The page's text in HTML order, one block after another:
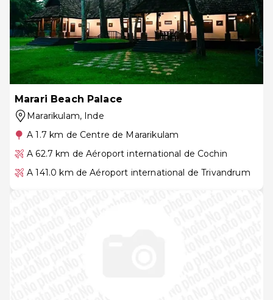
Marari Beach Palace
Mararikulam, Inde
A 1.7 km de Centre de Mararikulam
A 62.7 km de Aéroport international de Cochin
A 141.0 km de Aéroport international de Trivandrum